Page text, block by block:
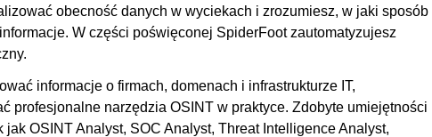
obecność danych w wyciekach i zrozumiesz, w jaki sposób
W części poświęconej SpiderFoot zautomatyzujesz
informacje o firmach, domenach i infrastrukturze IT,
profesjonalne narzędzia OSINT w praktyce. Zdobyte umiejętności
OSINT Analyst, SOC Analyst, Threat Intelligence Analyst,